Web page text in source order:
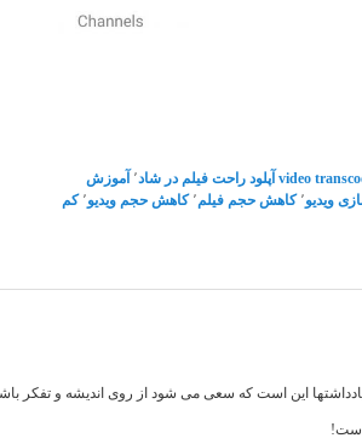
video آپلود راحت فیلم در شاد٬ آموزش
ویدیو٬ کاهش حجم فیلم٬ کاهش حجم ویدیو٬ کم
این است که سعی می شود از روی اندیشه و تفکر
است!